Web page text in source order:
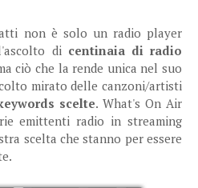
non è solo un radio player
di centinaia di radio
ciò che la rende unica nel suo
mirato delle canzoni/artisti
scelte. What's On Air
emittenti radio in streaming
scelta che stanno per essere